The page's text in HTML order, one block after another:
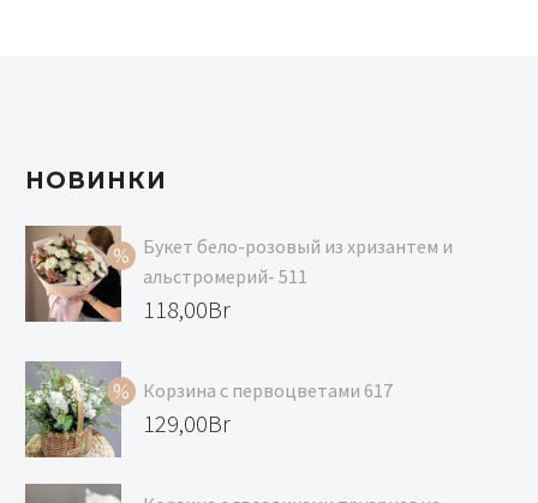
НОВИНКИ
Букет бело-розовый из хризантем и
альстромерий- 511
Первоначальная
составляла
129,00Br.
118,00Br
цена:
118,00Br.
Корзина с первоцветами 617
Первоначальная
составляла
129,00Br
цена: